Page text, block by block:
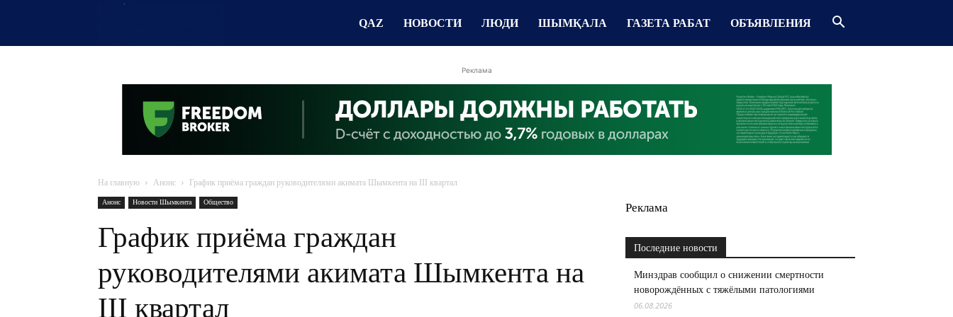
QAZ НОВОСТИ ЛЮДИ ШЫМҚАЛА ГАЗЕТА РАБАТ ОБЪЯВЛЕНИЯ
Реклама
На главную Анонс График приёма граждан руководителями акимата Шымкента на III квартал
Анонс Новости Шымкента Общество
График приёма граждан
руководителями акимата Шымкента на
III квартал
Реклама
Последние новости
Минздрав сообщил о снижении смертности
новорождённых с тяжёлыми патологиями
06.08.2026